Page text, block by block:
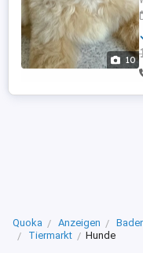
10
Quoka Anzeigen
Tiermarkt
Hunde